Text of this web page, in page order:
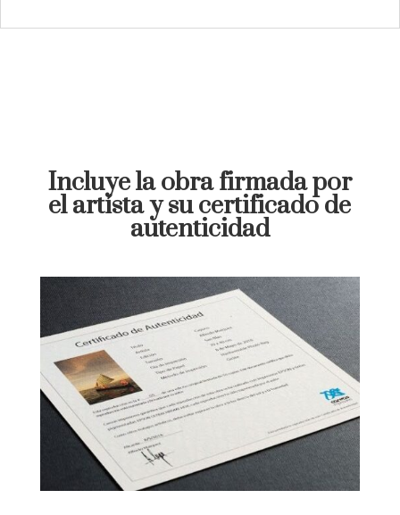
Incluye la obra firmada por
el artísta y su certificado de
autenticidad